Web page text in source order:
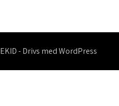
EKID - Drivs med WordPress